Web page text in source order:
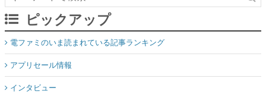
ピックアップ
電ファミのいま読まれている記事ランキング
アプリセール情報
インタビュー